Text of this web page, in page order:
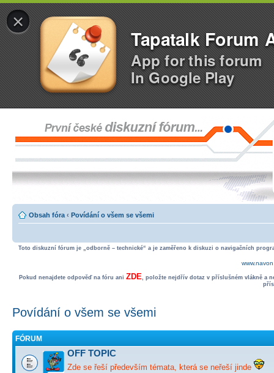
×
Tapatalk Forum
App for this forum
In Google Play
Obsah fóra ‹ Povídání o všem se všemi
Toto diskuzní fórum je „odborně – technické“ a je zaměřeno k diskuzi o navigačních
Pokud nenajdete odpověď na fóru ani ZDE, položte nejdřív dotaz v příslušném vlákně a
Povídání o všem se všemi
FÓRUM
OFF TOPIC
Zde se řeší především témata, která se neřeší jinde